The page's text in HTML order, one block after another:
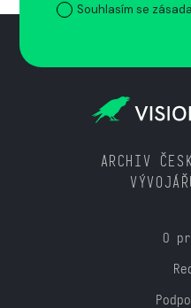
Souhlasím se
ARCHIV
O